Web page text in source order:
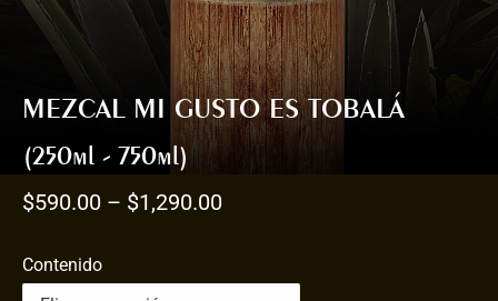
MEZCAL MI GUSTO ES TOBALÁ
(250ml - 750ml)
$590.00 – $1,290.00
Contenido